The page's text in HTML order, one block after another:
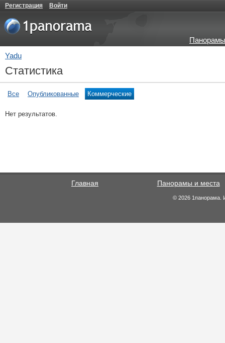
Регистрация Войти
Yadu
Статистика
Все Опубликованные Коммерческие
Нет результатов.
Главная Панорамы и места
© 2026 1панорама.